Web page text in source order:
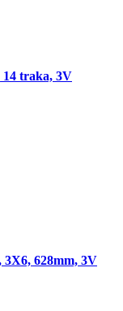
14 traka, 3V
3X6, 628mm, 3V